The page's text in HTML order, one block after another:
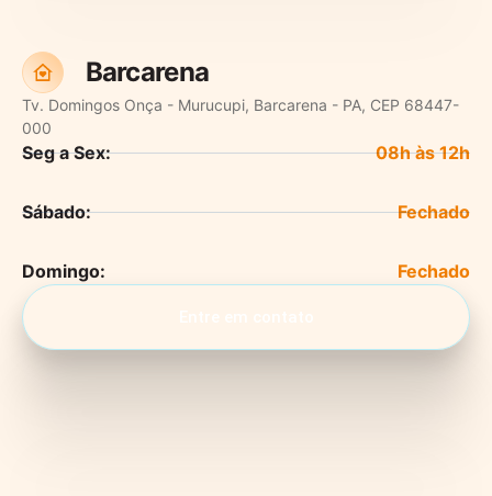
Barcarena
Tv. Domingos Onça - Murucupi, Barcarena - PA, CEP 68447-
000
Seg a Sex:
Sábado:
Domingo: